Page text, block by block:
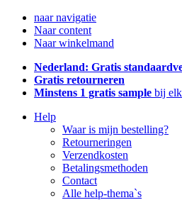
naar navigatie
Naar content
Naar winkelmand
Nederland: Gratis
Gratis retourneren
Minstens 1 gratis sample bij
Help
Waar is mijn bestelling?
Retourneringen
Verzendkosten
Betalingsmethoden
Contact
Alle help-thema`s